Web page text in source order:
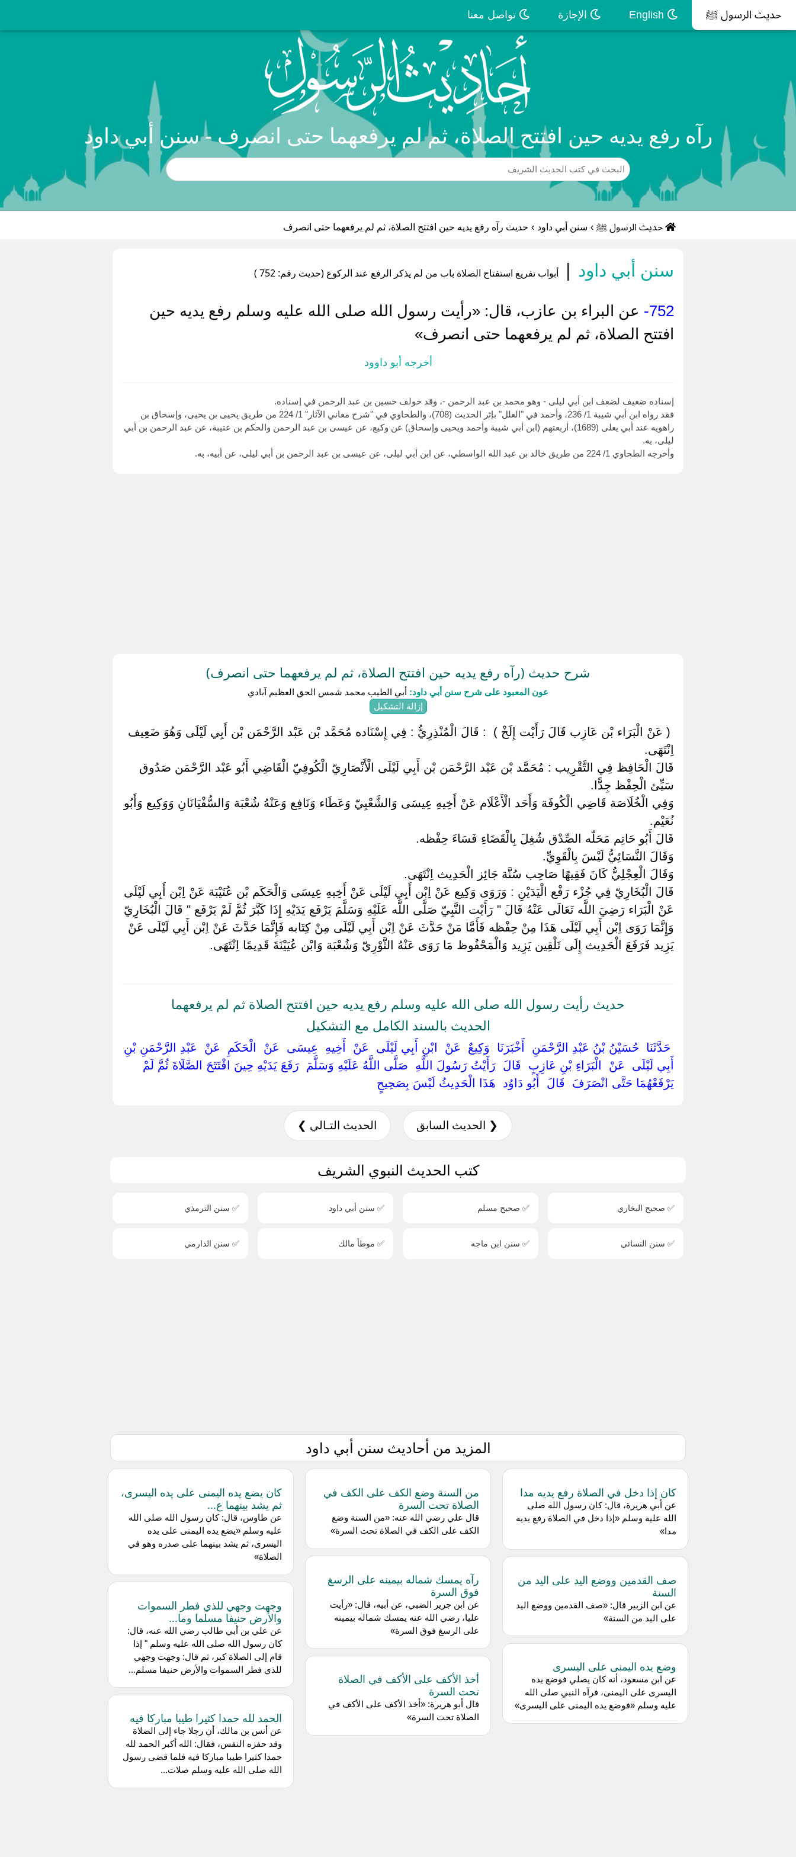
حديث الرسول ﷺ الإجازة تواصل معنا
رآه رفع يديه حين افتتح الصلاة، ثم لم يرفعهما حتى انصرف - سنن أبي داود
حديث الرسول ﷺ › سنن أبي داود › حديث رآه رفع يديه حين افتتح الصلاة، ثم لم يرفعهما حتى انصرف
سنن أبي داود | أبواب تفريع استفتاح الصلاة باب من لم يذكر الرفع عند الركوع (حديث رقم: 752 )
752-
عن البراء بن عازب، قال: «رأيت رسول الله صلى الله عليه وسلم رفع يديه حين
افتتح الصلاة، ثم لم يرفعهما حتى انصرف»
أخرجه أبو داوود
إسناده ضعيف لضعف ابن أبي ليلى - وهو محمد بن عبد الرحمن -، وقد خولف حسين بن عبد الرحمن في إسناده.
فقد رواه ابن أبي شيبة 1/ 236، وأحمد في "العلل" بإثر الحديث (708)، والطحاوي في "شرح معاني الآثار" 1/ 224 من طريق يحيى بن يحيى، وإسحاق بن
راهويه عند أبي يعلى (1689)، أربعتهم (ابن أبي شيبة وأحمد ويحيى وإسحاق) عن وكيع، عن عيسى بن عبد الرحمن والحكم بن عتيبة، عن عبد الرحمن بن أبي
ليلى، به.
وأخرجه الطحاوي 1/ 224 من طريق خالد بن عبد الله الواسطي، عن ابن أبي ليلى، عن عيسى بن عبد الرحمن بن أبي ليلى، عن أبيه، به.
شرح حديث (رآه رفع يديه حين افتتح الصلاة، ثم لم يرفعهما حتى انصرف)
عون المعبود على شرح سنن أبي داود: أبي الطيب محمد شمس الحق العظيم آبادي
إزالة التشكيل
‏ ‏( عَنْ الْبَرَاء بْن عَازِب قَالَ رَأَيْت إِلَخْ ) ‏ ‏: قَالَ الْمُنْذِرِيُّ : فِي إِسْنَاده مُحَمَّد بْن عَبْد الرَّحْمَن بْن أَبِي لَيْلَى وَهُوَ ضَعِيف
اِنْتَهَى.
قَالَ الْحَافِظ فِي التَّقْرِيب : مُحَمَّد بْن عَبْد الرَّحْمَن بْن أَبِي لَيْلَى الْأَنْصَارِيّ الْكُوفِيّ الْقَاضِي أَبُو عَبْد الرَّحْمَن صَدُوق
سَيِّئ الْحِفْظ جِدًّا.
وَفِي الْخُلَاصَة قَاضِي الْكُوفَة وَأَحَد الْأَعْلَام عَنْ أَخِيهِ عِيسَى وَالشَّعْبِيّ وَعَطَاء وَنَافِع وَعَنْهُ شُعْبَة وَالسُّفْيَانَانِ وَوَكِيع وَأَبُو
نُعَيْم.
قَالَ أَبُو حَاتِم مَحَلّه الصِّدْق شُغِلَ بِالْقَضَاءِ فَسَاءَ حِفْظه.
وَقَالَ النَّسَائِيُّ لَيْسَ بِالْقَوِيِّ.
وَقَالَ الْعِجْلِيُّ كَانَ فَقِيهًا صَاحِب سُنَّة جَائِز الْحَدِيث اِنْتَهَى.
قَالَ الْبُخَارِيّ فِي جُزْء رَفْع الْيَدَيْنِ : وَرَوَى وَكِيع عَنْ اِبْن أَبِي لَيْلَى عَنْ أَخِيهِ عِيسَى وَالْحَكَم بْن عُتَيْبَة عَنْ اِبْن أَبِي لَيْلَى
عَنْ الْبَرَاء رَضِيَ اللَّه تَعَالَى عَنْهُ قَالَ " رَأَيْت النَّبِيّ صَلَّى اللَّه عَلَيْهِ وَسَلَّمَ يَرْفَع يَدَيْهِ إِذَا كَبَّرَ ثُمَّ لَمْ يَرْفَع " قَالَ الْبُخَارِيّ
وَإِنَّمَا رَوَى اِبْن أَبِي لَيْلَى هَذَا مِنْ حِفْظه فَأَمَّا مَنْ حَدَّثَ عَنْ اِبْن أَبِي لَيْلَى مِنْ كِتَابه فَإِنَّمَا حَدَّثَ عَنْ اِبْن أَبِي لَيْلَى عَنْ
يَزِيد فَرَفَعَ الْحَدِيث إِلَى تَلْقِين يَزِيد وَالْمَحْفُوظ مَا رَوَى عَنْهُ الثَّوْرِيّ وَشُعْبَة وَابْن عُيَيْنَةَ قَدِيمًا اِنْتَهَى.
حديث رأيت رسول الله صلى الله عليه وسلم رفع يديه حين افتتح الصلاة ثم لم يرفعهما
الحديث بالسند الكامل مع التشكيل
‏ ‏حَدَّثَنَا ‏ ‏حُسَيْنُ بْنُ عَبْدِ الرَّحْمَنِ ‏ ‏أَخْبَرَنَا ‏ ‏وَكِيعٌ ‏ ‏عَنْ ‏ ‏ابْنِ أَبِي لَيْلَى ‏ ‏عَنْ ‏ ‏أَخِيهِ ‏ ‏عِيسَى ‏ ‏عَنْ ‏ ‏الْحَكَمِ ‏ ‏عَنْ ‏ ‏عَبْدِ الرَّحْمَنِ بْنِ
أَبِي لَيْلَى ‏ ‏عَنْ ‏ ‏الْبَرَاءِ بْنِ عَازِبٍ ‏ ‏قَالَ ‏ ‏رَأَيْتُ رَسُولَ اللَّهِ ‏ ‏صَلَّى اللَّهُ عَلَيْهِ وَسَلَّمَ ‏ ‏رَفَعَ يَدَيْهِ حِينَ افْتَتَحَ الصَّلَاةَ ثُمَّ لَمْ
يَرْفَعْهُمَا حَتَّى انْصَرَفَ ‏ ‏قَالَ ‏ ‏أَبُو دَاوُد ‏ ‏هَذَا الْحَدِيثُ لَيْسَ بِصَحِيحٍ ‏
❮ الحديث السابق الحديث التـالي ❯
كتب الحديث النبوي الشريف
✅ صحيح البخاري ✅ صحيح مسلم ✅ سنن أبي داود ✅ سنن الترمذي
✅ سنن النسائي ✅ سنن ابن ماجه ✅ موطأ مالك ✅ سنن الدارمي
المزيد من أحاديث سنن أبي داود
كان إذا دخل في الصلاة رفع يديه مدا
عن أبي هريرة، قال: كان رسول الله صلى
الله عليه وسلم «إذا دخل في الصلاة رفع يديه
مدا»
صف القدمين ووضع اليد على اليد من
السنة
عن ابن الزبير قال: «صف القدمين ووضع اليد
على اليد من السنة»
وضع يده اليمنى على اليسرى
عن ابن مسعود، أنه كان يصلي فوضع يده
اليسرى على اليمنى، فرآه النبي صلى الله
عليه وسلم «فوضع يده اليمنى على اليسرى»
من السنة وضع الكف على الكف في
الصلاة تحت السرة
قال علي رضي الله عنه: «من السنة وضع
الكف على الكف في الصلاة تحت السرة»
رآه يمسك شماله بيمينه على الرسغ
فوق السرة
عن ابن جرير الضبي، عن أبيه، قال: «رأيت
عليا، رضي الله عنه يمسك شماله بيمينه
على الرسغ فوق السرة»
أخذ الأكف على الأكف في الصلاة
تحت السرة
قال أبو هريرة: «أخذ الأكف على الأكف في
الصلاة تحت السرة»
كان يضع يده اليمنى على يده اليسرى،
ثم يشد بينهما ع...
عن طاوس، قال: كان رسول الله صلى الله
عليه وسلم «يضع يده اليمنى على يده
اليسرى، ثم يشد بينهما على صدره وهو في
الصلاة»
وجهت وجهي للذي فطر السموات
والأرض حنيفا مسلما وما...
عن علي بن أبي طالب رضي الله عنه، قال:
كان رسول الله صلى الله عليه وسلم " إذا
قام إلى الصلاة كبر، ثم قال: وجهت وجهي
للذي فطر السموات والأرض حنيفا مسلم...
الحمد لله حمدا كثيرا طيبا مباركا فيه
عن أنس بن مالك، أن رجلا جاء إلى الصلاة
وقد حفزه النفس، فقال: الله أكبر الحمد لله
حمدا كثيرا طيبا مباركا فيه فلما قضى رسول
الله صلى الله عليه وسلم صلات...